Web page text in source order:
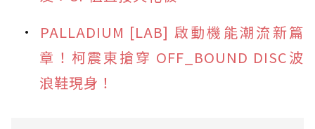
PALLADIUM [LAB] 啟動機能潮流新篇
章！柯震東搶穿 OFF_BOUND DISC波
浪鞋現身！